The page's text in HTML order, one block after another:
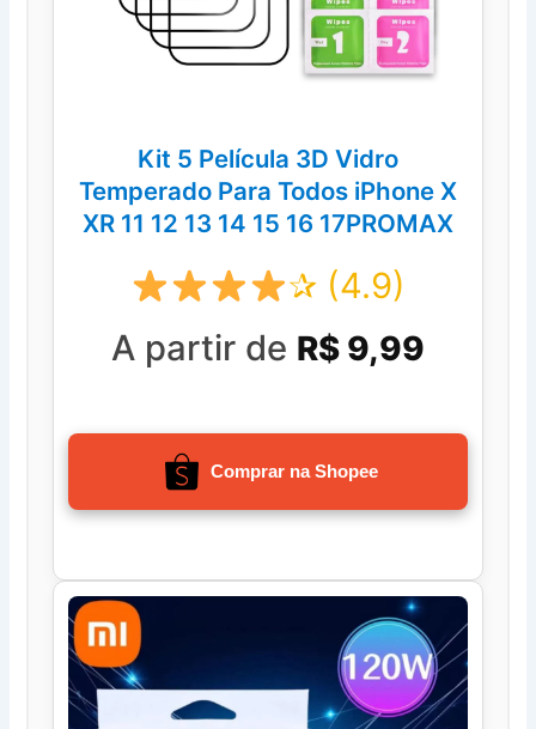
Kit 5 Película 3D Vidro
Temperado Para Todos iPhone X
XR 11 12 13 14 15 16 17PROMAX
✰ (4.9)
A partir de R$ 9,99
Comprar na Shopee